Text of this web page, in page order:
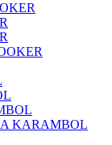
KARAMBOL